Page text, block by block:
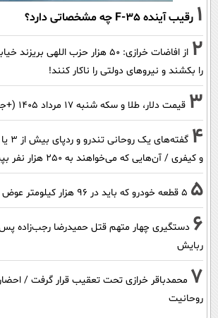
1 رقیب آینده F-35 چه مشخصاتی دارد؟
2
از افاضات خرازی: ۵۰ هزار حزب اللهی
را بکشند و نیرو‌های دولتی را ناکار کنند!
3 قیمت دلار، طلا و سکه شنبه ۱۷ مرداد ۱۴۰۵ (+جدول قیمت)
4
و کیفری / آن‌هایی که می‌خواهند به ۲۵۰ هزار نفر بپیوندند بدانند ...
5 ۵ قطعه خودرو که باید در ۹۶ هزار کیلومتر عوض کنید
6 دستگیری چهار متهم قتل حمیدرضا رجب‌زاده
ربایش
7 محمدباقر خرازی تحت تعقیب قرار گرفت / احضار
روحانیت